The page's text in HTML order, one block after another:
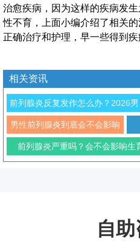
治愈疾病，因为这样的疾病发
性不育，上面小编介绍了相关
正确治疗和护理，早一些得到疾
相关资讯
前列腺炎反复发作怎么办？2026男
科专家解析治疗与预防方法
男性前列腺炎到底会不会影响
性功能
前列腺炎严重吗？会不会影响生
自